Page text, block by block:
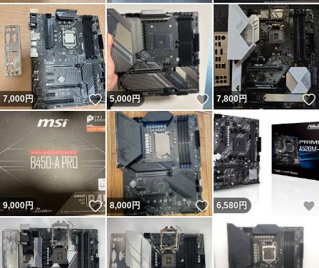
7,000円 いいね！
5,000円 いいね！
7,800円
9,000円 いいね！
8,000円 いいね！
6,580 円